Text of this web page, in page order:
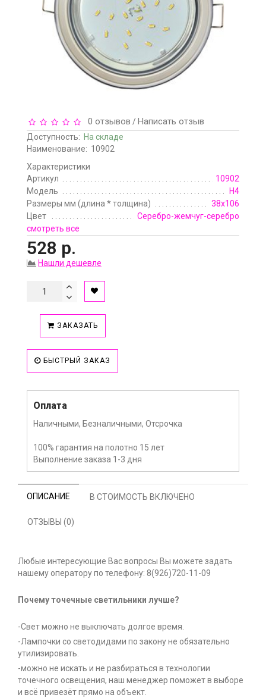
0 отзывов /Написать отзыв
Доступность: На складе
Наименование: 10902
Характеристики
Артикул
10902
Модель
H4
Размеры мм (длина * толщина)
38x106
Цвет
Серебро-жемчуг-серебро
смотреть все
528 р.
Нашли дешевле
ЗАКАЗАТЬ
БЫСТРЫЙ ЗАКАЗ
Оплата
Наличными, Безналичными, Отсрочка
100% гарантия на полотно 15 лет
Выполнение заказа 1-3 дня
ОПИСАНИЕ В СТОИМОСТЬ ВКЛЮЧЕНО
ОТЗЫВЫ (0)
Любые интересующие Вас вопросы Вы можете задать
нашему оператору по телефону: 8(926)720-11-09
Почему точечные светильники лучше?
-Свет можно не выключать долгое время.
-Лампочки со светодидами по закону не обязательно
утилизировать.
-можно не искать и не разбираться в технологии
точечного освещения, наш менеджер поможет в выборе
и всё привезёт прямо на объект.